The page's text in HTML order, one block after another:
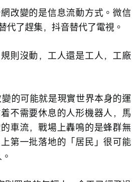
改變的是信息流動方式。微信
代了趕集，抖音替代了電視。
則沒動，工人還是工人，工廠
的可能就是現實世界本身的運
不需要休息的人形機器人，馬
車流，戰場上轟鳴的是蜂群無
第一批落地的「居民」很可能